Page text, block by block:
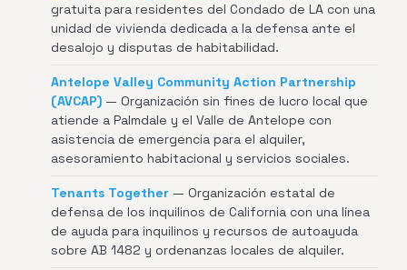
gratuita para residentes del Condado de LA con una
unidad de vivienda dedicada a la defensa ante el
desalojo y disputas de habitabilidad.
Antelope Valley Community Action Partnership
(AVCAP) — Organización sin fines de lucro local que
atiende a Palmdale y el Valle de Antelope con
asistencia de emergencia para el alquiler,
asesoramiento habitacional y servicios sociales.
Tenants Together — Organización estatal de
defensa de los inquilinos de California con una línea
de ayuda para inquilinos y recursos de autoayuda
sobre AB 1482 y ordenanzas locales de alquiler.